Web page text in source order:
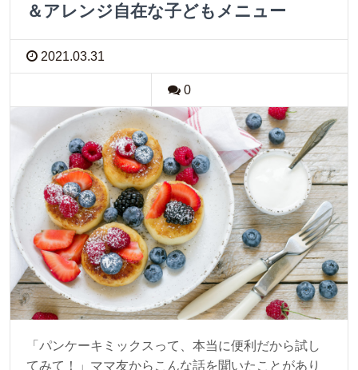
＆アレンジ自在な子どもメニュー
2021.03.31
0
「パンケーキミックスって、本当に便利だから試し
てみて！」ママ友からこんな話を聞いたことがあり